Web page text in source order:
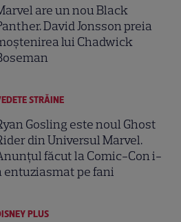
are un nou Black
David Jonsson preia
lui Chadwick
STRĂINE
Gosling este noul Ghost
din Universul Marvel.
făcut la Comic-Con i-
entuziasmat pe fani
PLUS